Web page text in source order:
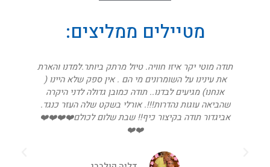
פרשנויות והלכות שהתקינו רבנן.
נגיעה, נידה ועוד.
הסיבה העיקרית שהביאה להתנגשות חזיתית, בין העדה
השומרונית לזו היהודית, היא על זיהוי מקום עריכתה של עקדת
יצחק. על פי השומרונים העקדה בוצעה בארץ המוריה על הר
הביאו להכחדה הדדית של העדות.
מטיילים ממליצים:
תודה מוטי יקר איזו חוויה. טיול מרתק ביותר.למדנו והארת
את עינינו על השומרונים מי הם . אין ספק שלא היינו (
אנחנו) מגיעים לבדנו.. תודה כמובן גדולה לדני היקרה
שהביאה עוגות נהדרות!!!. אורלי בשקט שלה העזר כנגד.
אביגדור תודה בקיצור כיף!! שבת שלום לכולם❤️❤️❤️❤️
❤️❤️